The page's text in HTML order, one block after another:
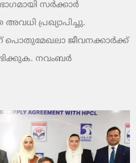
സർക്കാർ
പ്രഖ്യാപിച്ചു.
പൊതുമേഖലാ ജീവനക്കാർക്ക്
നവംബർ